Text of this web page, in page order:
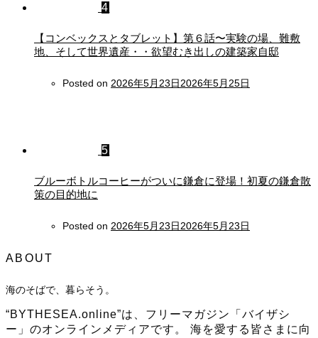
4
【コンベックスとタブレット】第６話〜実験の場、難敷
地、そして世界遺産・・欲望むき出しの建築家自邸
Posted on 2026年5月23日2026年5月25日
5
ブルーボトルコーヒーがついに鎌倉に登場！初夏の鎌倉散
策の目的地に
Posted on 2026年5月23日2026年5月23日
ABOUT
海のそばで、暮らそう。
“BYTHESEA.online”は、フリーマガジン「バイザシ
ー」のオンラインメディアです。 海を愛する皆さまに向